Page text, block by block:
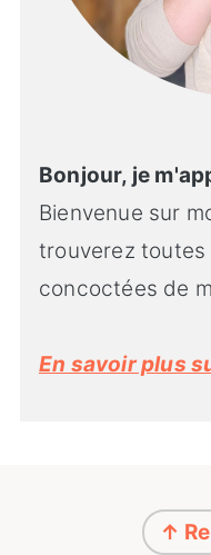
Bonjour, je
Bienvenue sur
trouverez
concoctées de
En savoir plus
↑